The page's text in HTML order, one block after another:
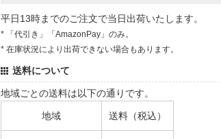
平日13時までのご注文で当日出荷いたします。
* 「代引き」「AmazonPay」のみ。
* 在庫状況により出荷できない場合もあります。
送料について
地域ごとの送料は以下の通りです。
地域 送料（税込）